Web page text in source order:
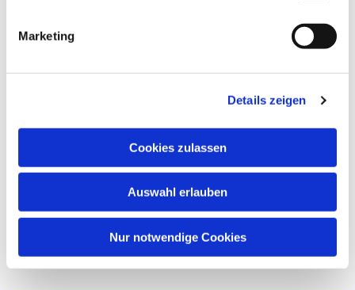
Marketing
Details zeigen
Cookies zulassen
Auswahl erlauben
Nur notwendige Cookies